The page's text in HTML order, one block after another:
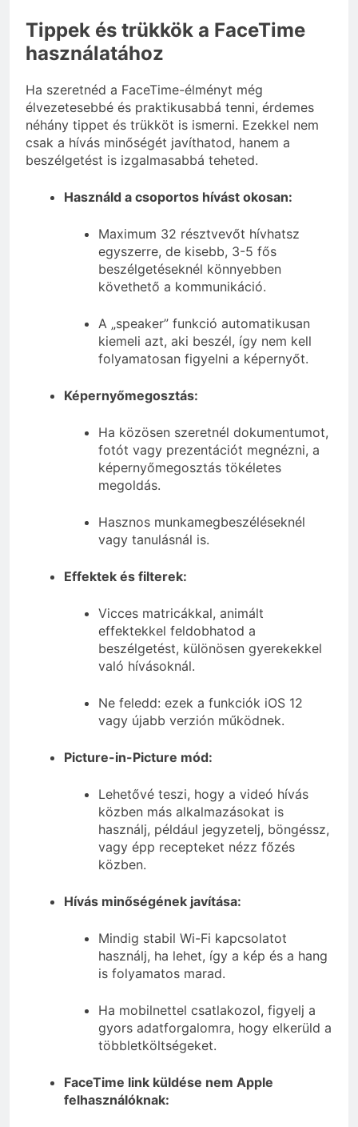
Tippek és trükkök a FaceTime
használatához
Ha szeretnéd a FaceTime-élményt még
élvezetesebbé és praktikusabbá tenni, érdemes
néhány tippet és trükköt is ismerni. Ezekkel nem
csak a hívás minőségét javíthatod, hanem a
beszélgetést is izgalmasabbá teheted.
Használd a csoportos hívást okosan:
Maximum 32 résztvevőt hívhatsz
egyszerre, de kisebb, 3-5 fős
beszélgetéseknél könnyebben
követhető a kommunikáció.
A „speaker” funkció automatikusan
kiemeli azt, aki beszél, így nem kell
folyamatosan figyelni a képernyőt.
Képernyőmegosztás:
Ha közösen szeretnél dokumentumot,
fotót vagy prezentációt megnézni, a
képernyőmegosztás tökéletes
megoldás.
Hasznos munkamegbeszéléseknél
vagy tanulásnál is.
Effektek és filterek:
Vicces matricákkal, animált
effektekkel feldobhatod a
beszélgetést, különösen gyerekekkel
való hívásoknál.
Ne feledd: ezek a funkciók iOS 12
vagy újabb verzión működnek.
Picture-in-Picture mód:
Lehetővé teszi, hogy a videó hívás
közben más alkalmazásokat is
használj, például jegyzetelj, böngéssz,
vagy épp recepteket nézz főzés
közben.
Hívás minőségének javítása:
Mindig stabil Wi-Fi kapcsolatot
használj, ha lehet, így a kép és a hang
is folyamatos marad.
Ha mobilnettel csatlakozol, figyelj a
gyors adatforgalomra, hogy elkerüld a
többletköltségeket.
FaceTime link küldése nem Apple
felhasználóknak: